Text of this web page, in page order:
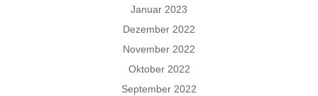
Januar 2023
Dezember 2022
November 2022
Oktober 2022
September 2022